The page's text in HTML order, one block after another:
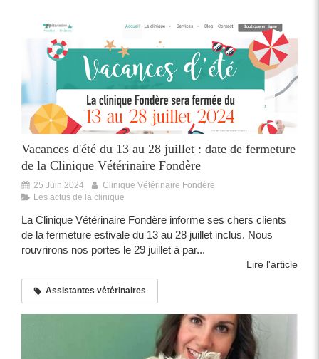
Vacances d'été du 13 au 28 juillet : date de fermeture
de la Clinique Vétérinaire Fondère
25 Juin 2024
Clinique Vétérinaire Fondère
Les actus de la clinique
La Clinique Vétérinaire Fondère informe ses chers clients
de la fermeture estivale du 13 au 28 juillet inclus. Nous
rouvrirons nos portes le 29 juillet à par...
Lire l'article
Assistantes vétérinaires